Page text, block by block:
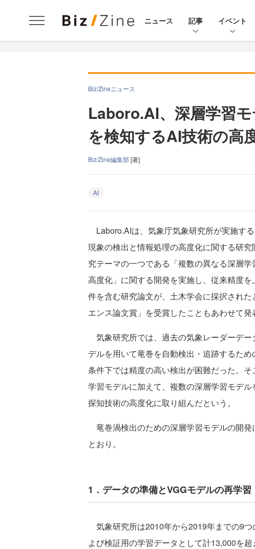
ニュース 記事 イベント
Biz/Zineニュース
Laboro.AI、深層学習
を検知するAI技術の高
Biz/Zine編集部[著]
AI
Laboro.AIは、気象庁気象研究所が実施す
現象の検出と情報処理の高度化に関する研
究テーマの一つである「複数の異なる深層
高度化」に関する開発を実施し、従来精度
件を含む研究論文が、土木学会に採択され
エンス論文賞」を受賞したこともあわせて発
気象研究所では、過去の気象レーダーデ
デルを用いて竜巻を自動検出・追跡するた
条件下では精度の高い検出が困難だった。
学習モデルに加えて、複数の深層学習モデ
探知技術の高度化に取り組んだという。
竜巻渦検出のための深層学習モデルの開
とおり。
1．データの準備とVGGモデルの再学習
気象研究所は2010年から2019年までの9
よび検証用の学習データとして計13,000を